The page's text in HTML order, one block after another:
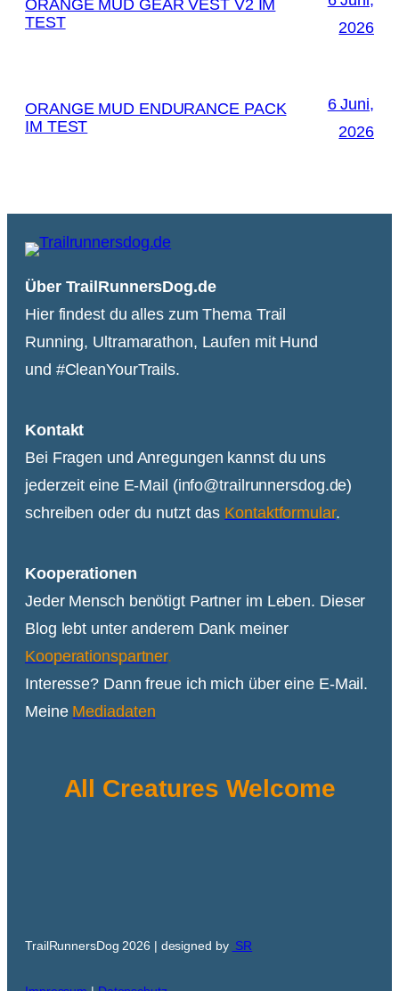
ORANGE MUD GEAR VEST V2 IM
TEST
2026
ORANGE MUD ENDURANCE PACK
IM TEST
6 Juni,
2026
Über TrailRunnersDog.de
Hier findest du alles zum Thema Trail
Running, Ultramarathon, Laufen mit Hund
und #CleanYourTrails.
Kontakt
Bei Fragen und Anregungen kannst du uns
jederzeit eine E-Mail (info@trailrunnersdog.de)
schreiben oder du nutzt das Kontaktformular.
Kooperationen
Jeder Mensch benötigt Partner im Leben. Dieser
Blog lebt unter anderem Dank meiner
Kooperationspartner.
Interesse? Dann freue ich mich über eine E-Mail.
Meine Mediadaten
All Creatures Welcome
TrailRunnersDog 2026 | designed by SR